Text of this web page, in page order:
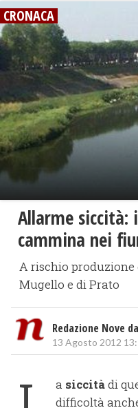
CRONACA
Allarme siccità:
cammina nei
A rischio produzione
Mugello e di Prato
Redazione Nove
13 Agosto 2012
a siccitàdi
difficoltà